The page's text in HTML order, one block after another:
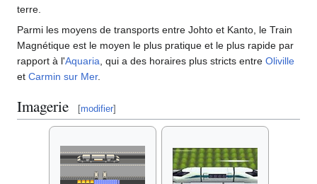
terre.
Parmi les moyens de transports entre Johto et Kanto, le Train
Magnétique est le moyen le plus pratique et le plus rapide par
rapport à l'Aquaria , qui a des horaires plus stricts entre Oliville
et Carmin sur Mer.
Imagerie [modifier]